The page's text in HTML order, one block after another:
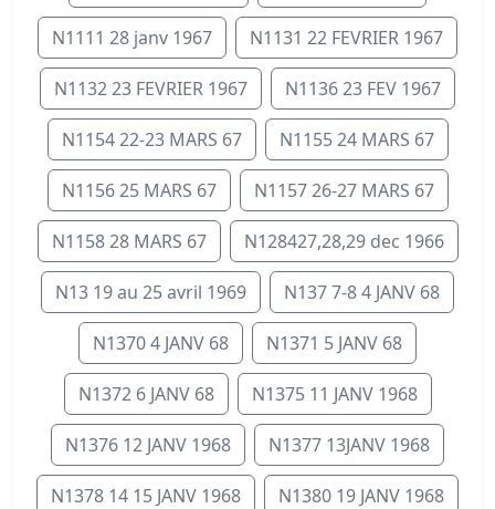
N1111 28 janv 1967 N1131 22 FEVRIER 1967
N1132 23 FEVRIER 1967 N1136 23 FEV 1967
N1154 22-23 MARS 67 N1155 24 MARS 67
N1156 25 MARS 67 N1157 26-27 MARS 67
N1158 28 MARS 67 N128427,28,29 dec 1966
N13 19 au 25 avril 1969 N137 7-8 4 JANV 68
N1370 4 JANV 68 N1371 5 JANV 68
N1372 6 JANV 68 N1375 11 JANV 1968
N1376 12 JANV 1968 N1377 13JANV 1968
N1378 14 15 JANV 1968 N1380 19 JANV 1968